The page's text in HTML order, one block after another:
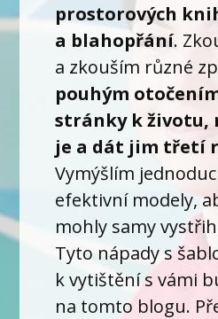
prostorových
a blahopřání.
a zkouším různé
pouhým
stránky k životu,
je a dát jim třetí
Vymýšlím
efektivní modely,
mohly samy
Tyto nápady s
k vytištění s vámi
na tomto blogu.